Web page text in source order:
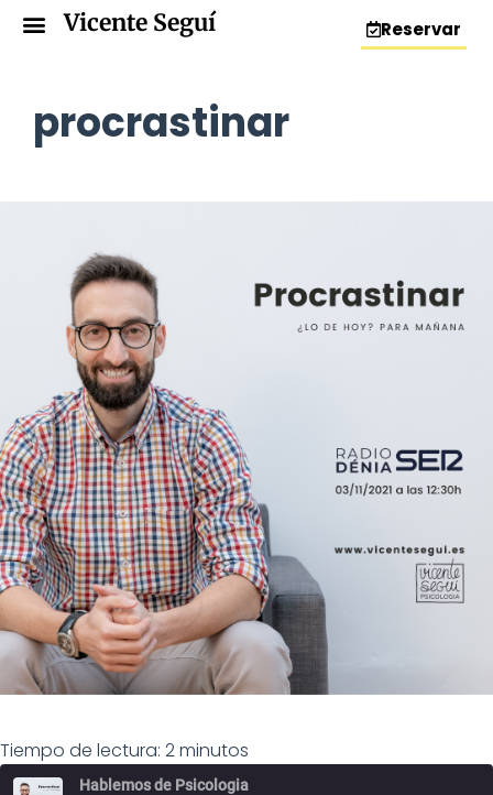
Vicente Seguí Reservar
procrastinar
Tiempo de lectura: 2minutos
Hablemos de Psicologia